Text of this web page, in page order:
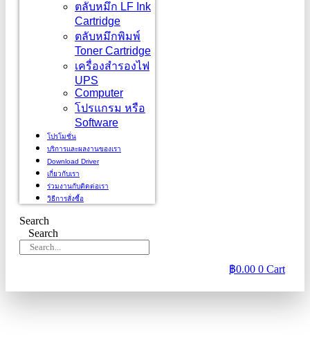
ตลับหมึก LF Ink
Cartridge
ตลับหมึกพิมพ์
Toner Cartridge
เครื่องสำรองไฟ
UPS
Computer
โปรแกรม หรือ
Software
โปรโมชั่น
บริการและผลงานของเรา
Download Driver
เกี่ยวกับเรา
ร่วมงานกับติดต่อเรา
วิธีการสั่งซื้อ
Search
Search
฿0.00 0 Cart